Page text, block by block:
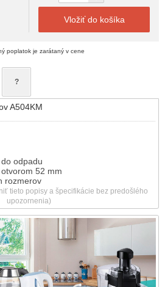
Vložiť do košíka
poplatok je zarátaný v cene
?
A504KM
odpadu
52 mm
rozmerov
tieto popisy a špecifikácie bez predošlého
upozornenia)